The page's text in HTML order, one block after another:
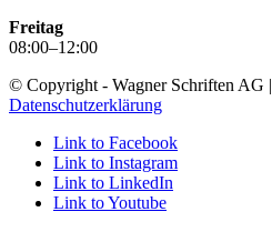
Freitag
08:00–12:00
© Copyright - Wagner Schriften AG |
Datenschutzerklärung
Link to Facebook
Link to Instagram
Link to LinkedIn
Link to Youtube